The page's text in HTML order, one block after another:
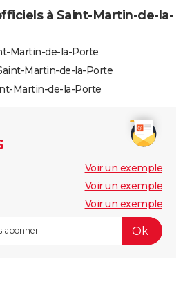
à Saint-Martin-de-la-
Martin-de-la-Porte
Martin-de-la-Porte
Martin-de-la-Porte
Voir un exemple
Voir un exemple
Voir un exemple